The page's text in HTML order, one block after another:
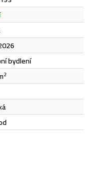
osobních údajů.
Odeslat
přírody pro relaxaci.
linkami pražské
na metro. Autem se
síť během několika
navíc umožňuje rychlé a
Hlavní nádraží. Více
při osobním setkání.
úvěrem. Uvedené
inzerce měnit.
bydlení
2